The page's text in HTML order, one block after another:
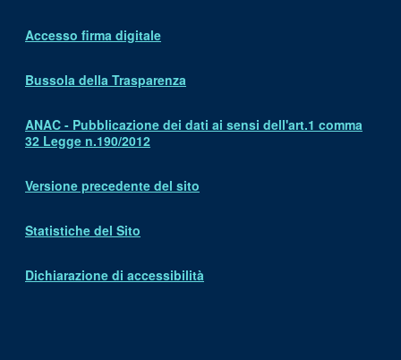
Accesso firma digitale
Bussola della Trasparenza
ANAC - Pubblicazione dei dati ai sensi dell'art.1 comma
32 Legge n.190/2012
Versione precedente del sito
Statistiche del Sito
Dichiarazione di accessibilità